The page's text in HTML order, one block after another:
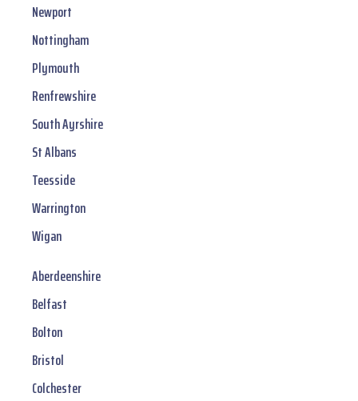
Newport
Nottingham
Plymouth
Renfrewshire
South Ayrshire
St Albans
Teesside
Warrington
Wigan
Aberdeenshire
Belfast
Bolton
Bristol
Colchester